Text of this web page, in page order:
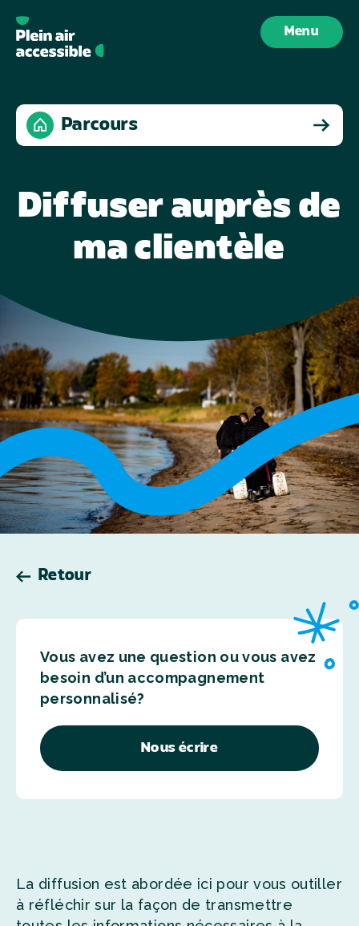
Menu
Parcours
Diffuser auprès de
ma clientèle
Retour
Vous avez une question ou vous avez
besoin d’un accompagnement
personnalisé?
Nous écrire
La diffusion est abordée ici pour vous outiller
à réfléchir sur la façon de transmettre